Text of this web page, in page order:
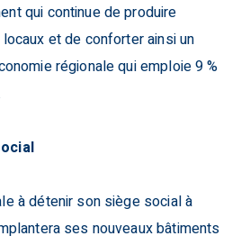
qui continue de produire
et de conforter ainsi un
régionale qui emploie 9 %
à détenir son siège social à
ses nouveaux bâtiments